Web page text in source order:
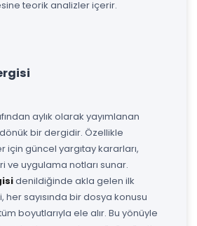
teorik analizler içerir.
aylık olarak yayımlanan
bir dergidir. Özellikle
için güncel yargıtay kararları,
ve uygulama notları sunar.
denildiğinde akla gelen ilk
her sayısında bir dosya konusu
boyutlarıyla ele alır. Bu yönüyle